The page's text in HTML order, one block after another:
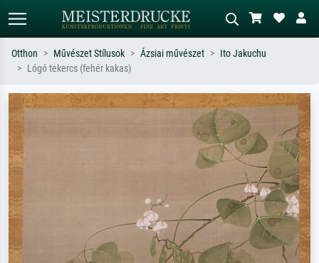
Keressen művész, műcím vagy stílus
impresszionizmus, Hokusai-hullám,
Írja le a jelenetet – pl. zöld rét, sok
piros absztrakt, sötét olajkép, álló akt
egy fa mellett.
Otthon Művészet Stílusok Ázsiai művészet
Ito Jakuchu
Lógó tekercs (fehér kakas)